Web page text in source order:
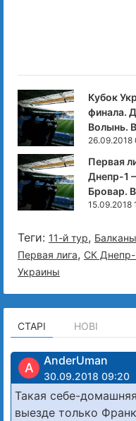
Кубок
финала.
Волынь.
26.09.2018
Первая
Днепр-1
Бровар.
15.09.2018
Теги: 11-й тур, Балканы
Первая лига, СК Днепр-
Украины
СТАРІ НОВІ
A AnderUman
30.09.2018 09:20
Такая себе-
выезде только